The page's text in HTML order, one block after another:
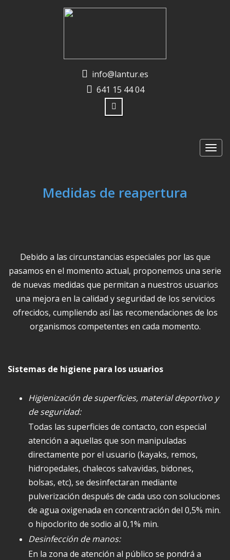
info@lantur.es
641 15 44 04
la
Medidas de reapertura
Debido a las circunstancias especiales por las que
pasamos en el momento actual, proponemos una serie
de nuevas medidas que permitan a nuestros usuarios
una mejora en la calidad y seguridad de los servicios
ofrecidos, cumpliendo así las recomendaciones de los
organismos competentes en cada momento.
Sistemas de higiene para los usuarios
Higienización de superficies, material deportivo y
de seguridad:
Todas las superficies de contacto, con especial
atención a aquellas que son manipuladas
directamente por el usuario (kayaks, remos,
hidropedales, chalecos salvavidas, bidones,
bolsas, etc), se desinfectaran mediante
pulverización después de cada uso con soluciones
de agua oxigenada en concentración del 0,5% min.
o hipoclorito de sodio al 0,1% min.
Desinfección de manos:
En la zona de atención al público se pondrá a